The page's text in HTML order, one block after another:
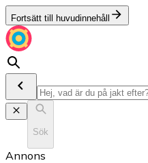
Fortsätt till huvudinnehåll
Sök
Annons